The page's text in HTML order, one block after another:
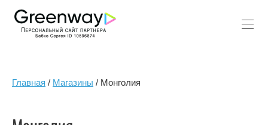
Главная / Магазины / Монголия